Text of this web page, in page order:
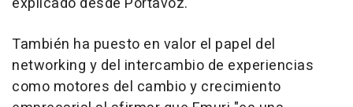
También ha puesto en valor el papel del
networking y del intercambio de experiencias
como motores del cambio y crecimiento